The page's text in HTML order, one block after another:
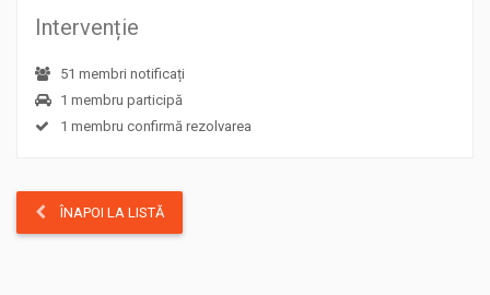
Intervenție
51 membri notificați
1 membru participă
1 membru confirmă rezolvarea
ÎNAPOI LA LISTĂ